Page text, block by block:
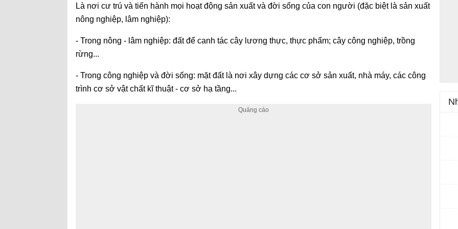
Là nơi cư trú và tiến hành mọi hoạt động sản xuất và đời sống của con người (đặc biệt là sản xuất
nông nghiệp, lâm nghiệp):
- Trong nông - lâm nghiệp: đất để canh tác cây lương thực, thực phẩm; cây công nghiệp, trồng
rừng...
- Trong công nghiệp và đời sống: mặt đất là nơi xây dựng các cơ sở sản xuất, nhà máy, các công
trình cơ sở vật chất kĩ thuật - cơ sở hạ tầng...